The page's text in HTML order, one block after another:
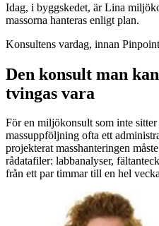
Idag, i byggskedet, är Lina
massorna hanteras enligt plan.
Konsultens vardag, innan
Den konsult man
tvingas vara
För en miljökonsult som inte
massuppföljning ofta ett
projekterat masshanteringen
rådatafiler: labbanalyser,
från ett par timmar till en hel